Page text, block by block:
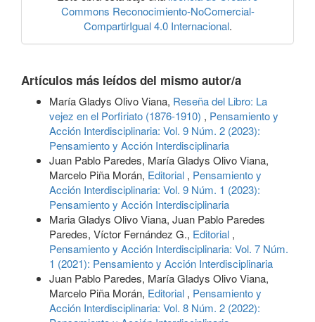
Commons Reconocimiento-NoComercial-
CompartirIgual 4.0 Internacional.
Artículos más leídos del mismo autor/a
María Gladys Olivo Viana, Reseña del Libro: La
vejez en el Porfiriato (1876-1910) , Pensamiento y
Acción Interdisciplinaria: Vol. 9 Núm. 2 (2023):
Pensamiento y Acción Interdisciplinaria
Juan Pablo Paredes, María Gladys Olivo Viana,
Marcelo Piña Morán, Editorial , Pensamiento y
Acción Interdisciplinaria: Vol. 9 Núm. 1 (2023):
Pensamiento y Acción Interdisciplinaria
Maria Gladys Olivo Viana, Juan Pablo Paredes
Paredes, Víctor Fernández G., Editorial ,
Pensamiento y Acción Interdisciplinaria: Vol. 7 Núm.
1 (2021): Pensamiento y Acción Interdisciplinaria
Juan Pablo Paredes, María Gladys Olivo Viana,
Marcelo Piña Morán, Editorial , Pensamiento y
Acción Interdisciplinaria: Vol. 8 Núm. 2 (2022):